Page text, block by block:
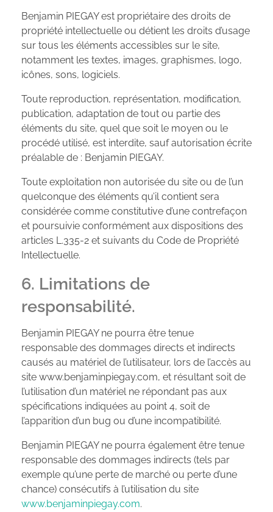
Benjamin PIEGAY est propriétaire des droits de
propriété intellectuelle ou détient les droits d’usage
sur tous les éléments accessibles sur le site,
notamment les textes, images, graphismes, logo,
icônes, sons, logiciels.
Toute reproduction, représentation, modification,
publication, adaptation de tout ou partie des
éléments du site, quel que soit le moyen ou le
procédé utilisé, est interdite, sauf autorisation écrite
préalable de : Benjamin PIEGAY.
Toute exploitation non autorisée du site ou de l’un
quelconque des éléments qu’il contient sera
considérée comme constitutive d’une contrefaçon
et poursuivie conformément aux dispositions des
articles L.335-2 et suivants du Code de Propriété
Intellectuelle.
6. Limitations de
responsabilité.
Benjamin PIEGAY ne pourra être tenue
responsable des dommages directs et indirects
causés au matériel de l’utilisateur, lors de l’accès au
site www.benjaminpiegay.com, et résultant soit de
l’utilisation d’un matériel ne répondant pas aux
spécifications indiquées au point 4, soit de
l’apparition d’un bug ou d’une incompatibilité.
Benjamin PIEGAY ne pourra également être tenue
responsable des dommages indirects (tels par
exemple qu’une perte de marché ou perte d’une
chance) consécutifs à l’utilisation du site
www.benjaminpiegay.com.